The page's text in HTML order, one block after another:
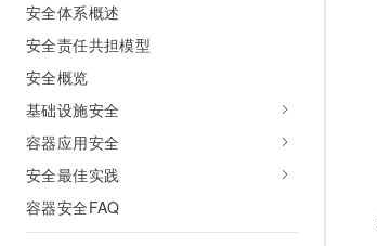
安全体系概述
安全责任共担模型
安全概览
基础设施安全
容器应用安全
安全最佳实践
容器安全FAQ